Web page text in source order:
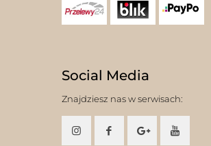
Social Media
Znajdziesz nas w serwisach: